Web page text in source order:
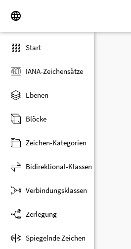
Start
IANA-Zeichensätze
Ebenen
Blöcke
Zeichen-Kategorien
Bidirektional-Klassen
Verbindungsklassen
Zerlegung
Spiegelnde Zeichen